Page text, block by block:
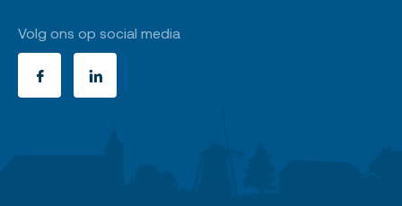
Volg ons op social media